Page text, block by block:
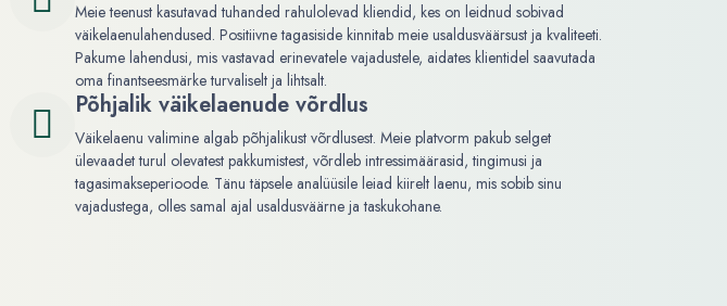
Meie teenust kasutavad tuhanded rahulolevad kliendid, kes on leidnud sobivad
väikelaenulahendused. Positiivne tagasiside kinnitab meie usaldusväärsust ja kvaliteeti.
Pakume lahendusi, mis vastavad erinevatele vajadustele, aidates klientidel saavutada
oma finantseesmärke turvaliselt ja lihtsalt.
Põhjalik väikelaenude võrdlus
Väikelaenu valimine algab põhjalikust võrdlusest. Meie platvorm pakub selget
ülevaadet turul olevatest pakkumistest, võrdleb intressimäärasid, tingimusi ja
tagasimakseperioode. Tänu täpsele analüüsile leiad kiirelt laenu, mis sobib sinu
vajadustega, olles samal ajal usaldusväärne ja taskukohane.